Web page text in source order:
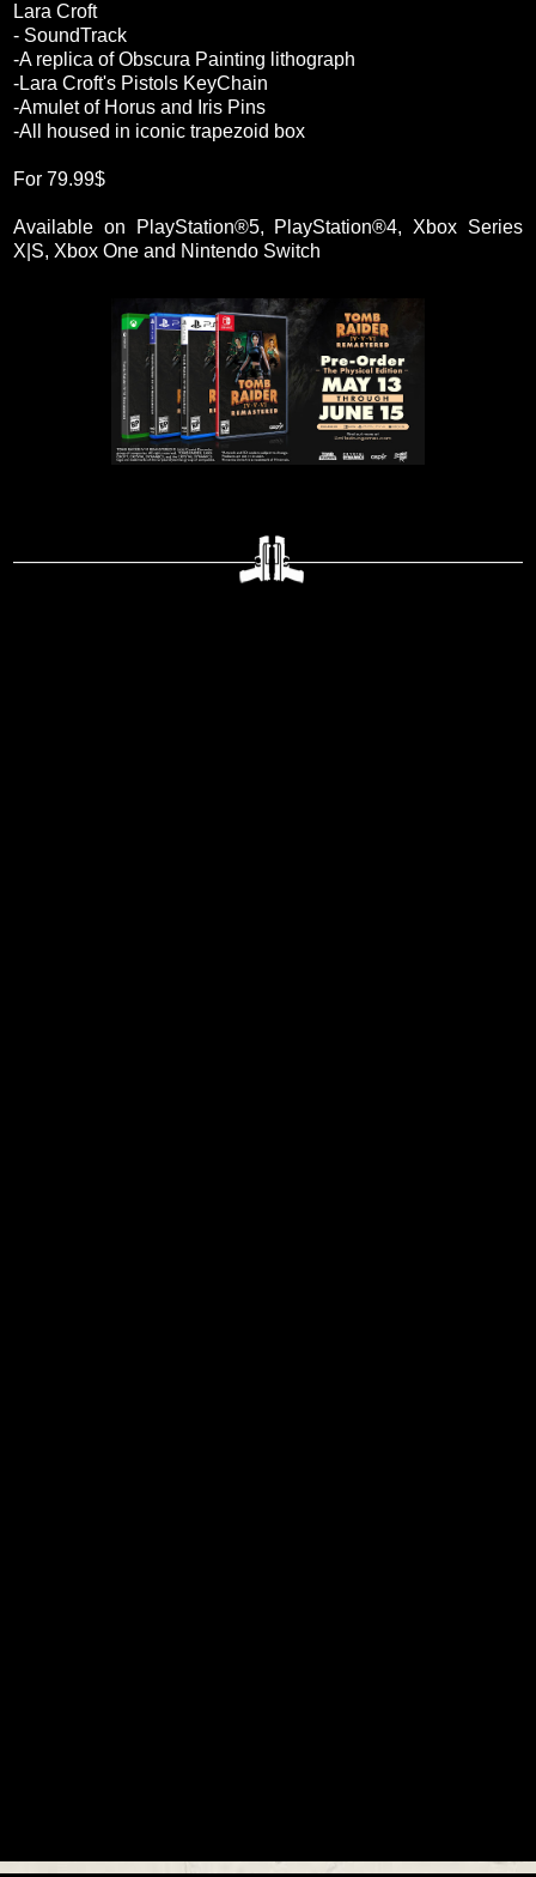
Lara Croft
- SoundTrack
-A replica of Obscura Painting lithograph
-Lara Croft's Pistols KeyChain
-Amulet of Horus and Iris Pins
-All housed in iconic trapezoid box
For 79.99$
Available on PlayStation®5, PlayStation®4, Xbox Series
X|S, Xbox One and Nintendo Switch